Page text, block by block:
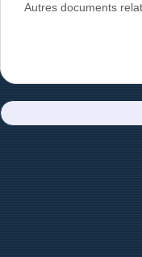
Autres documents